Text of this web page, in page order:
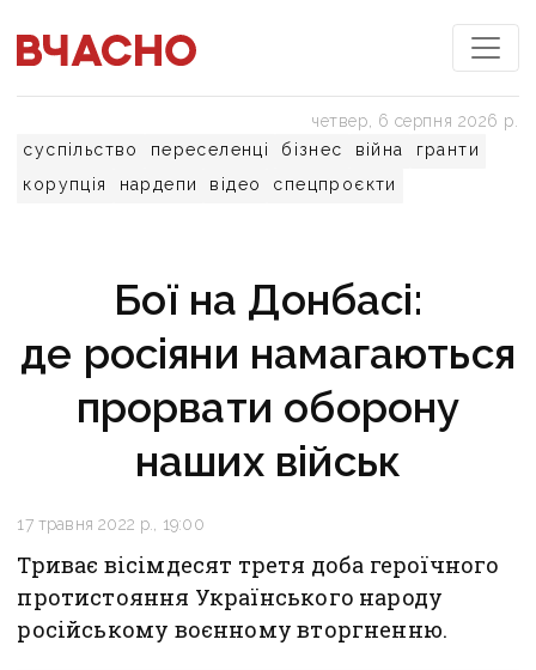
суспільство переселенці бізнес війна
гранти
корупція
нардепи відео спецпроєкти
четвер, 6 серпня 2026 р.
Бої на Донбасі:
де росіяни намагаються
прорвати оборону
наших військ
17 травня 2022 р., 19:00
Триває вісімдесят третя доба героїчного
протистояння Українського народу
російському воєнному вторгненню.